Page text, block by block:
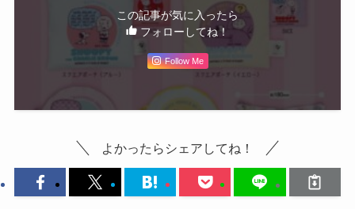
この記事が気に入ったら
フォローしてね！
Follow Me
よかったらシェアしてね！